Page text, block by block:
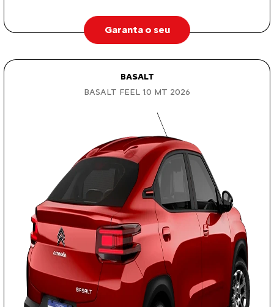
Garanta o seu
BASALT
BASALT FEEL 1.0 MT 2026